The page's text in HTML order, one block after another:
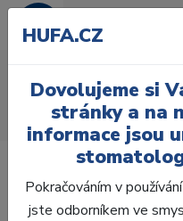
Úvod Zuby
AcryRock
AcryRock 1x28 S17-
HUFA.CZ
Dovolujeme si
stránky a na
informace jsou
Pokračováním v
jste odborníkem ve